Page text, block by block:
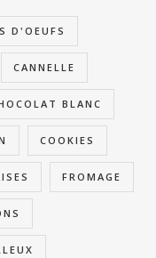
D'OEUFS
CANNELLE
BLANC
COOKIES
FROMAGE